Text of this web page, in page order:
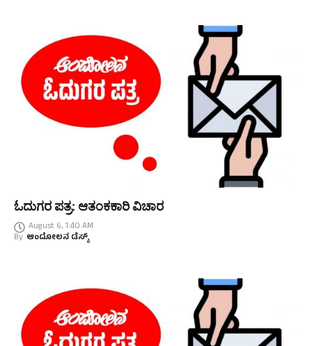
ಓದುಗರ ಪತ್ರ: ಆತಂಕಕಾರಿ ವಿಚಾರ
August 6, 1:40 AM
By ಆಂದೋಲನ ಡೆಸ್ಕ್